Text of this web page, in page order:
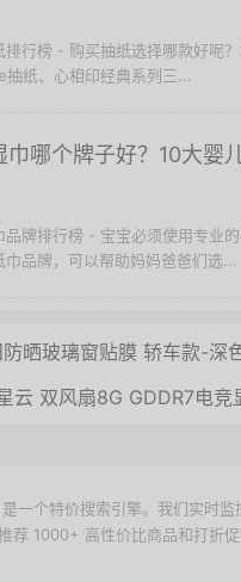
排行榜 - 购买抽纸选择哪款好呢
抽纸、心相印经典系列三...
巾哪个牌子好？10大婴
品牌排行榜 - 宝宝必须使用专业
巾品牌，可以帮助妈妈爸爸们选...
晒玻璃窗贴膜 轿车款-深
云 双风扇8G GDDR7电竞
一个特价搜索引擎。我们实时
荐 1000+ 高性价比商品和打折